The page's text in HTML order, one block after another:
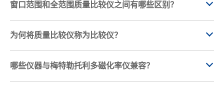
窗口范围和全范围质量比较仪之间有哪些区别？
为何将质量比较仪称为比较仪？
哪些仪器与梅特勒托利多磁化率仪兼容？